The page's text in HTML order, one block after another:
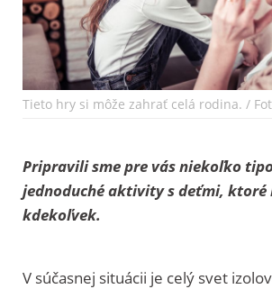
Tieto hry si môže zahrať celá rodina. /
Pripravili sme pre vás niekoľko
jednoduché aktivity s deťmi, ktoré
kdekoľvek.
V súčasnej situácii je celý svet